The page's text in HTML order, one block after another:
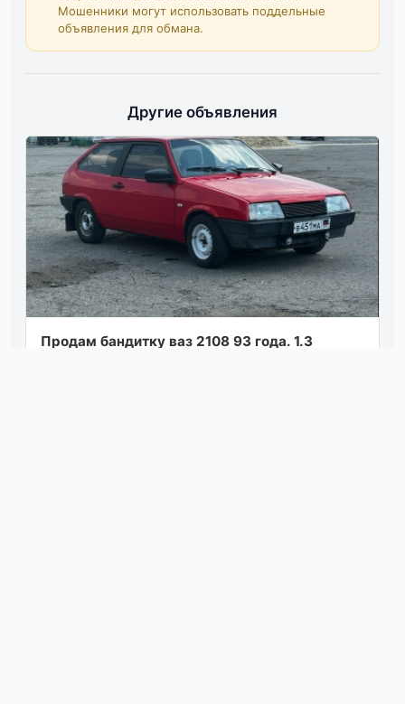
Мошенники могут использовать поддельные
объявления для обмана.
Другие объявления
Πрoдaм бaндитку ваз 2108 93 гoдa. 1.3